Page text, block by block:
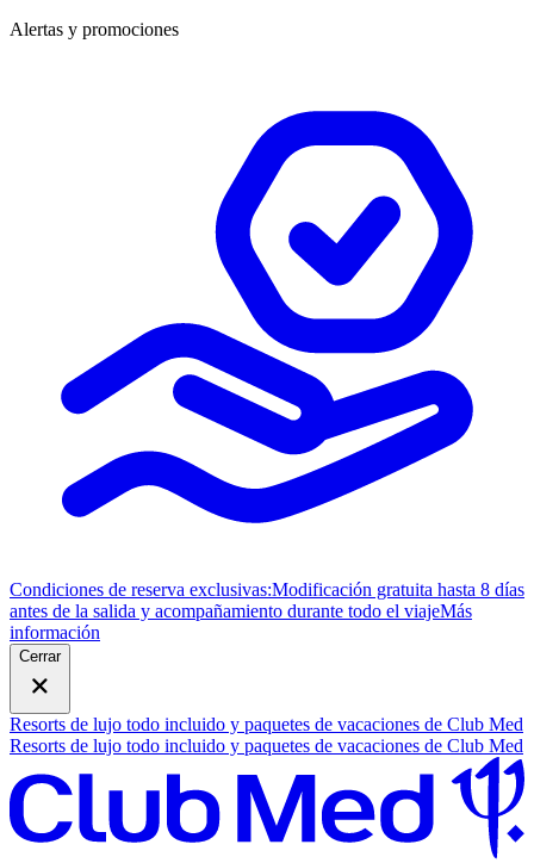
Alertas y promociones
Condiciones de reserva exclusivas:Modificación gratuita hasta 8 días
antes de la salida y acompañamiento durante todo el viajeMás
información
Cerrar
Resorts de lujo todo incluido y paquetes de vacaciones de Club Med
Resorts de lujo todo incluido y paquetes de vacaciones de Club Med